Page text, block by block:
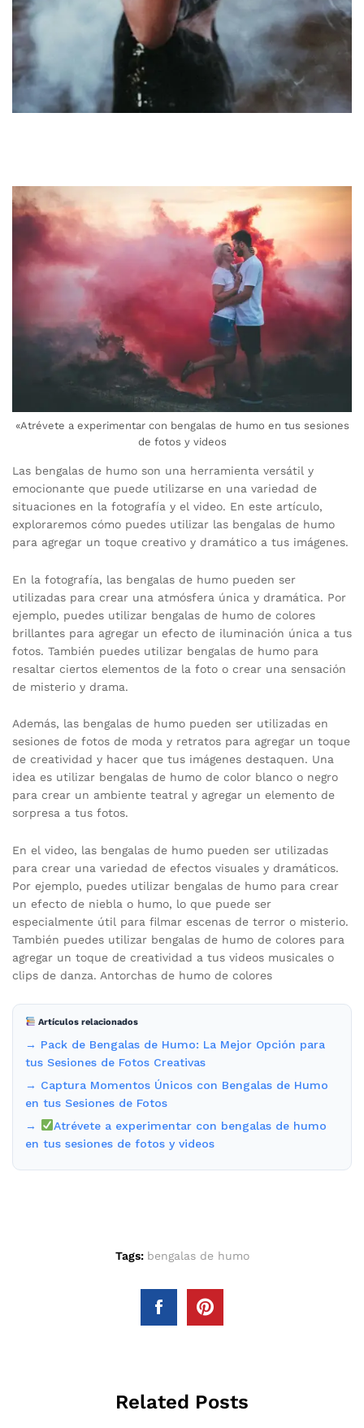
«Atrévete a experimentar con bengalas de humo en tus sesiones
de fotos y videos
Las bengalas de humo son una herramienta versátil y
emocionante que puede utilizarse en una variedad de
situaciones en la fotografía y el video. En este artículo,
exploraremos cómo puedes utilizar las bengalas de humo
para agregar un toque creativo y dramático a tus imágenes.
En la fotografía, las bengalas de humo pueden ser
utilizadas para crear una atmósfera única y dramática. Por
ejemplo, puedes utilizar bengalas de humo de colores
brillantes para agregar un efecto de iluminación única a tus
fotos. También puedes utilizar bengalas de humo para
resaltar ciertos elementos de la foto o crear una sensación
de misterio y drama.
Además, las bengalas de humo pueden ser utilizadas en
sesiones de fotos de moda y retratos para agregar un toque
de creatividad y hacer que tus imágenes destaquen. Una
idea es utilizar bengalas de humo de color blanco o negro
para crear un ambiente teatral y agregar un elemento de
sorpresa a tus fotos.
En el video, las bengalas de humo pueden ser utilizadas
para crear una variedad de efectos visuales y dramáticos.
Por ejemplo, puedes utilizar bengalas de humo para crear
un efecto de niebla o humo, lo que puede ser
especialmente útil para filmar escenas de terror o misterio.
También puedes utilizar bengalas de humo de colores para
agregar un toque de creatividad a tus videos musicales o
clips de danza. Antorchas de humo de colores
Artículos relacionados
→ Pack de Bengalas de Humo: La Mejor Opción para
tus Sesiones de Fotos Creativas
→ Captura Momentos Únicos con Bengalas de Humo
en tus Sesiones de Fotos
→
Atrévete a experimentar con bengalas de humo
en tus sesiones de fotos y videos
Tags: bengalas de humo
Related Posts